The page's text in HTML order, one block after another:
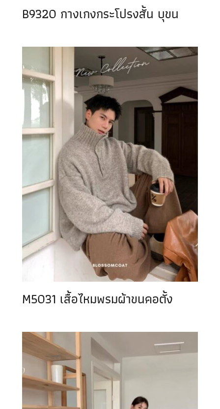
B9320 กางเกงกระโปรงสั้น บุขน
M5031 เสื้อไหมพรมผ้าขนคอตั้ง